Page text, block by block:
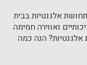
אלגנטיות בבית
ואווירה חמימה
אלגנטיות? הנה כמה